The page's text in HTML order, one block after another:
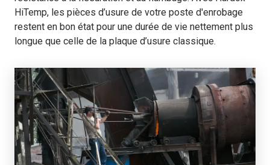
HiTemp, les pièces d’usure de votre poste d'enrobage
restent en bon état pour une durée de vie nettement plus
longue que celle de la plaque d’usure classique.